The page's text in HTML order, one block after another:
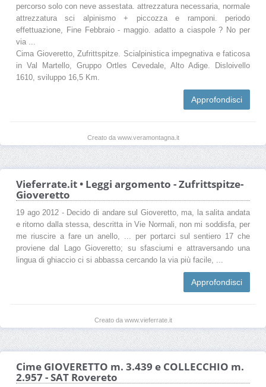
percorso solo con neve assestata. attrezzatura necessaria, normale
attrezzatura sci alpinismo + piccozza e ramponi. periodo
effettuazione, Fine Febbraio - maggio. adatto a ciaspole ? No per
via ...
Cima Gioveretto, Zufrittspitze. Scialpinistica impegnativa e faticosa
in Val Martello, Gruppo Ortles Cevedale, Alto Adige. Disloivello
1610, sviluppo 16,5 Km.
Approfondisci
Creato da www.veramontagna.it
Vieferrate.it • Leggi argomento - Zufrittspitze-
Gioveretto
19 ago 2012 - Decido di andare sul Gioveretto, ma, la salita andata
e ritorno dalla stessa, descritta in Vie Normali, non mi soddisfa, per
me riuscire a fare un anello, ... per portarci sul sentiero 17 che
proviene dal Lago Gioveretto; su sfasciumi e attraversando una
lingua di ghiaccio ci si abbassa cercando la via più facile, ...
Approfondisci
Creato da www.vieferrate.it
Cime GIOVERETTO m. 3.439 e COLLECCHIO m.
2.957 - SAT Rovereto